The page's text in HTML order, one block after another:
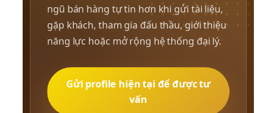
ngũ bán hàng tự tin hơn khi gửi tài liệu,
gặp khách, tham gia đấu thầu, giới thiệu
năng lực hoặc mở rộng hệ thống đại lý.
Gửi profile hiện tại để được tư
vấn